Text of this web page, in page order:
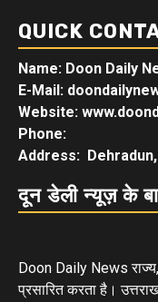
QUICK
Name: Doon Daily
E-Mail:
Website:
Phone:
Address:
दून डेली न्यूज़ के
Doon Daily News
प्रसारित करता है।